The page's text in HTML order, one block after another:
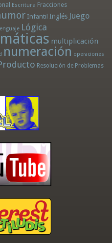
Escritura Fracciones
Infantil Inglés Juego
lenguaje Lógica
multiplicación
numeración operaciones
Resolución de Problemas